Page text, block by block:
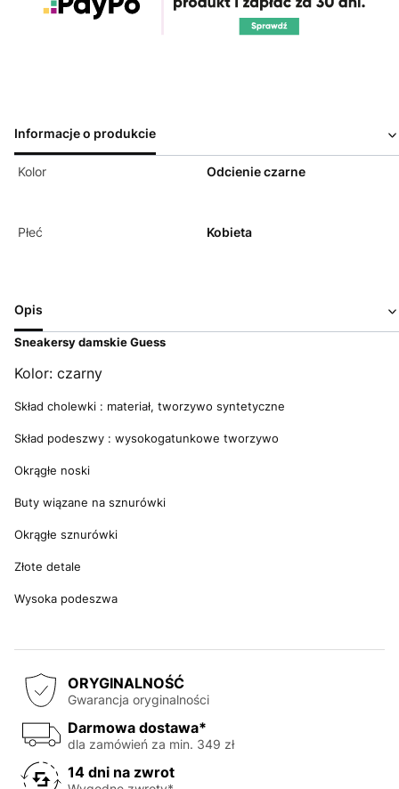
Informacje o produkcie
Kolor Odcienie czarne
Płeć Kobieta
Opis
Sneakersy damskie Guess
Kolor: czarny
Skład cholewki : materiał, tworzywo syntetyczne
Skład podeszwy : wysokogatunkowe tworzywo
Okrągłe noski
Buty wiązane na sznurówki
Okrągłe sznurówki
Złote detale
Wysoka podeszwa
ORYGINALNOŚĆ
Gwarancja oryginalności
Darmowa dostawa*
dla zamówień za min. 349 zł
14 dni na zwrot